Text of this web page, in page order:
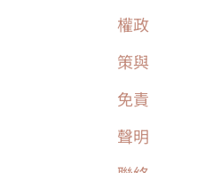
權政
策與
免責
聲明